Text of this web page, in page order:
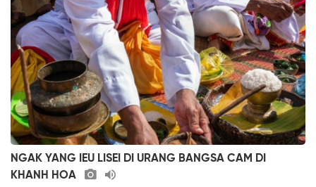
NGAK YANG IEU LISEI DI URANG BANGSA CAM DI
KHANH HOA